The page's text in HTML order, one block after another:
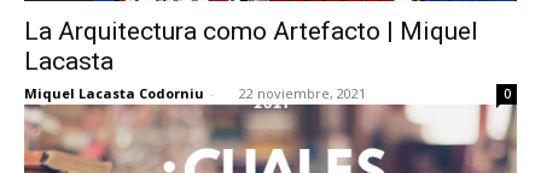
La Arquitectura como Artefacto | Miquel
Lacasta
Miquel Lacasta Codorniu - 22 noviembre, 2021 0